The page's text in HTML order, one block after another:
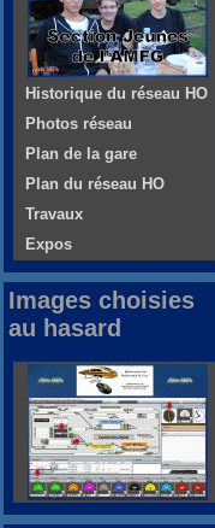
Historique du réseau HO
Photos réseau
Plan de la gare
Plan du réseau HO
Travaux
Expos
Images choisies
au hasard